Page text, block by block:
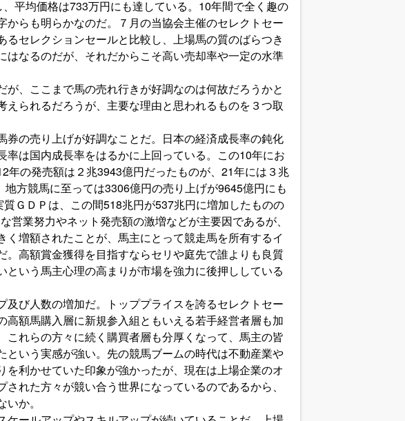
平均価格は733万円にも達している。10年間で全く趣の
らも明らかなのだ。７月の当協会主催のセレクトセー
るセレクションセールと比較し、上場馬の質のばらつき
はなるのだが、それだからこそ高い売却率や一定の水準
、ここまで馬の売れ行きが好調なのは何故だろうかと
られるだろうが、主要な理由と思われるものを３つ取
の売り上げが好調なことだ。日本の経済成長率の鈍化
率は国内成長率をはるかに上回っている。この10年にお
年の発売額は２兆3943億円だったものが、21年には３兆
方競馬に至っては3306億円の売り上げが9645億円にも
ＧＤＰは、この間518兆円が537兆円に増加したものの
営業努力やネット発売額の激増などが主要因であるが、
増額されたことが、馬主にとって競走馬を所有するイ
。高額賞金獲得を目指すならセリや庭先で誰よりも良質
いう馬主心理の高まりが市場を強力に後押ししている
び人数の増加だ。トッププライスを誇るセレクトセー
高額馬購入層に新規参入組ともいえる若手経営者層も加
これらの方々に続く購買者層も分厚くなって、馬主の皆
という実感が強い。先の競馬ブームの時代は不動産業や
利かせていた印象が強かったが、現在は上場企業のオ
れた方々が競い合う世界になっているのであるから、
か。